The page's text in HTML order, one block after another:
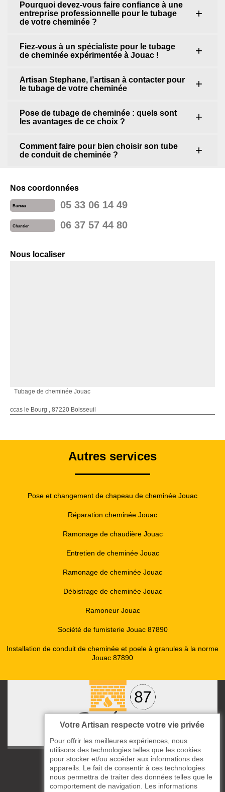
Pourquoi devez-vous faire confiance à une
entreprise professionnelle pour le tubage
de votre cheminée ?
Fiez-vous à un spécialiste pour le tubage
de cheminée expérimentée à Jouac !
Artisan Stephane, l’artisan à contacter pour
le tubage de votre cheminée
Pose de tubage de cheminée : quels sont
les avantages de ce choix ?
Comment faire pour bien choisir son tube
de conduit de cheminée ?
Nos coordonnées
Bureau 05 33 06 14 49
Chantier 06 37 57 44 80
Nous localiser
Tubage de cheminée Jouac
ccas le Bourg , 87220 Boisseuil
Autres services
Pose et changement de chapeau de cheminée Jouac
Réparation cheminée Jouac
Ramonage de chaudière Jouac
Entretien de cheminée Jouac
Ramonage de cheminée Jouac
Débistrage de cheminée Jouac
Ramoneur Jouac
Société de fumisterie Jouac 87890
Installation de conduit de cheminée et poele à granules à la norme
Jouac 87890
ccas le Bourg
87220 Boisseuil
05 33 06 14 49
Votre Artisan respecte votre vie privée
Pour offrir les meilleures expériences, nous
utilisons des technologies telles que les cookies
pour stocker et/ou accéder aux informations des
appareils. Le fait de consentir à ces technologies
nous permettra de traiter des données telles que le
comportement de navigation. Les informations